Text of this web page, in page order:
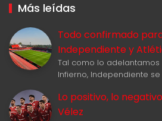
Más leídas
Todo confirmado
Independiente y
Tal como lo adelantamos
Infierno, Independiente
Lo positivo, lo
Vélez